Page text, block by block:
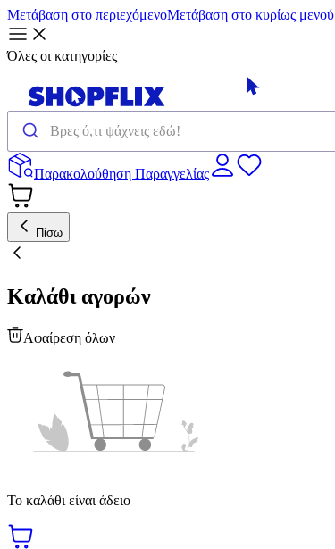
Μετάβαση στο περιεχόμενοΜετάβαση στο κυρίως μενού
Όλες οι κατηγορίες
Παρακολούθηση Παραγγελίας
Πίσω
Καλάθι αγορών
Αφαίρεση όλων
Το καλάθι είναι άδειο